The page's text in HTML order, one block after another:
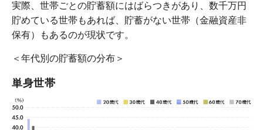
実際、世帯ごとの貯蓄額にはばらつきがあり、数千万円
貯めている世帯もあれば、貯蓄がない世帯（金融資産非
保有）もあるのが現状です。
＜年代別の貯蓄額の分布＞
単身世帯